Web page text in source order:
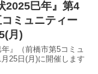
2025巳年』第4
ミュニティー
月)
』（前橋市第5コミュ
25日(月)に開催します